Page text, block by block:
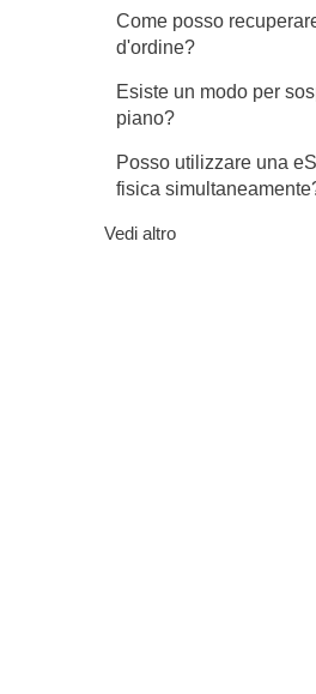
Come posso
d'ordine?
Esiste un modo per
piano?
Posso utilizzare una
fisica
Vedi altro